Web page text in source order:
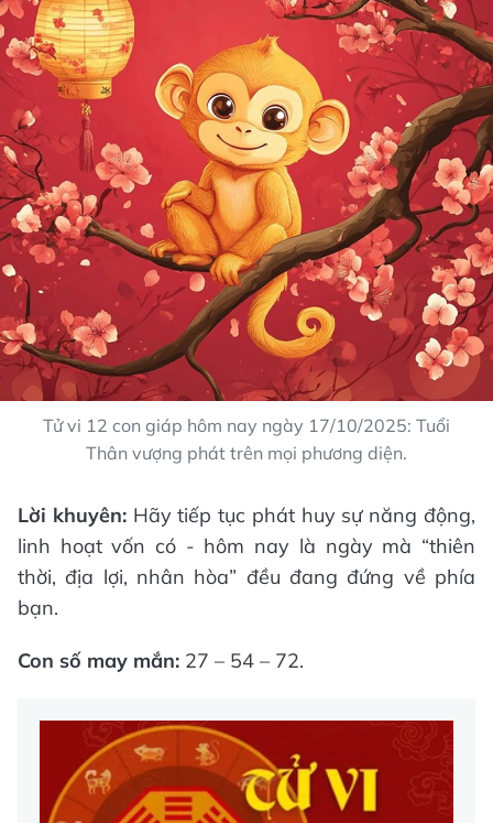
Tử vi 12 con giáp hôm nay ngày 17/10/2025: Tuổi
Thân vượng phát trên mọi phương diện.
Lời khuyên:Hãy tiếp tục phát huy sự năng động,
linh hoạt vốn có - hôm nay là ngày mà “thiên
thời, địa lợi, nhân hòa” đều đang đứng về phía
bạn.
Con số may mắn: 27 – 54 – 72.